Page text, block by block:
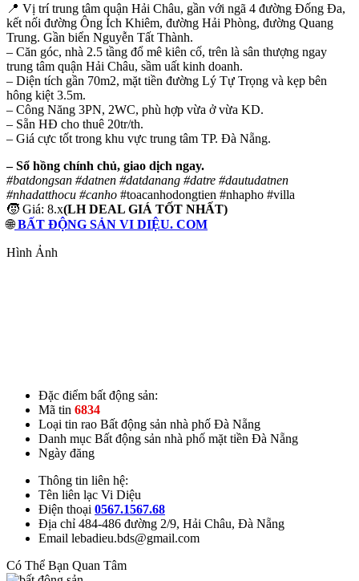
📍 Vị trí trung tâm quận Hải Châu, gần với ngã 4 đường Đống Đa,
kết nối đường Ông Ích Khiêm, đường Hải Phòng, đường Quang
Trung. Gần biển Nguyễn Tất Thành.
– Căn góc, nhà 2.5 tầng đổ mê kiên cố, trên là sân thượng ngay
trung tâm quận Hải Châu, sầm uất kinh doanh.
– Diện tích gần 70m2, mặt tiền đường Lý Tự Trọng và kẹp bên
hông kiệt 3.5m.
– Công Năng 3PN, 2WC, phù hợp vừa ở vừa KD.
– Sẵn HĐ cho thuê 20tr/th.
– Giá cực tốt trong khu vực trung tâm TP. Đà Nẵng.
– Sổ hồng chính chủ, giao dịch ngay.
#batdongsan #datnen #datdanang #datre #dautudatnen
#nhadatthocu #canho #toacanhodongtien #nhapho #villa
🧒 Giá: 8.x(LH DEAL GIÁ TỐT NHẤT)
🌐BẤT ĐỘNG SẢN VI DIỆU. COM
Hình Ảnh
Đặc điểm bất động sản:
Mã tin 6834
Loại tin rao Bất động sản nhà phố Đà Nẵng
Danh mục Bất động sản nhà phố mặt tiền Đà Nẵng
Ngày đăng
Thông tin liên hệ:
Tên liên lạc Vi Diệu
Điện thoại 0567.1567.68
Địa chỉ 484-486 đường 2/9, Hải Châu, Đà Nẵng
Email lebadieu.bds@gmail.com
Có Thể Bạn Quan Tâm